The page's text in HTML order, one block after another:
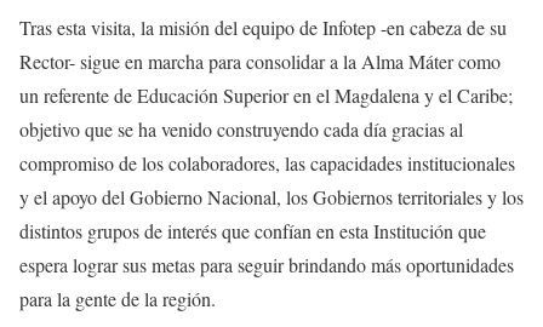
Tras esta visita, la misión del equipo de Infotep -en cabeza de su
Rector- sigue en marcha para consolidar a la Alma Máter como
un referente de Educación Superior en el Magdalena y el Caribe;
objetivo que se ha venido construyendo cada día gracias al
compromiso de los colaboradores, las capacidades institucionales
y el apoyo del Gobierno Nacional, los Gobiernos territoriales y los
distintos grupos de interés que confían en esta Institución que
espera lograr sus metas para seguir brindando más oportunidades
para la gente de la región.